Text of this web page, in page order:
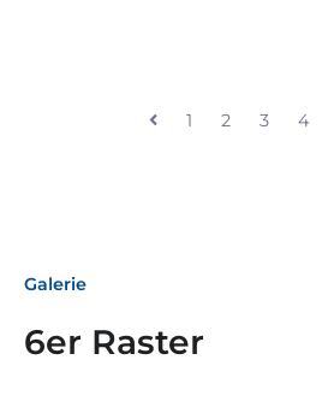
1 2 3 4
Galerie
6er Raster